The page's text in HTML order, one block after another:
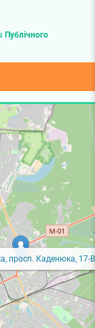
Публічного
просп. Каденюка, 17-В